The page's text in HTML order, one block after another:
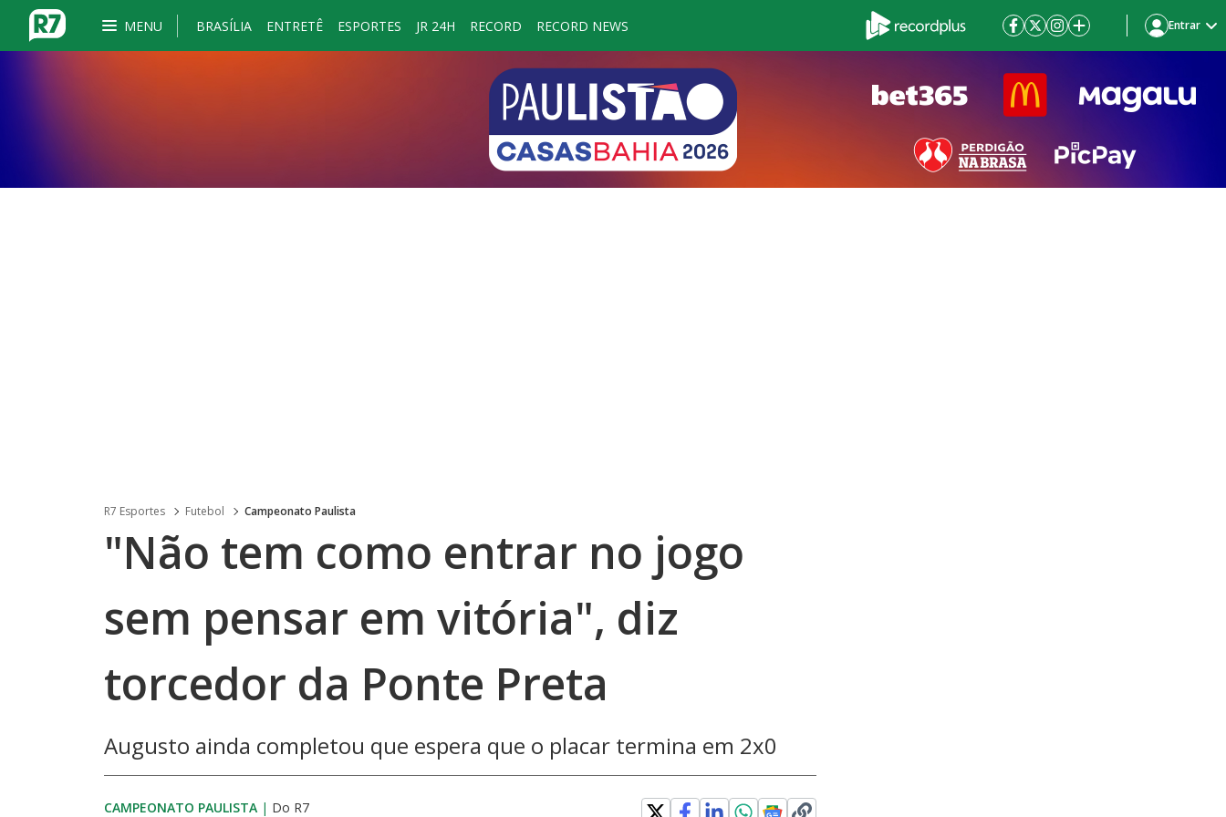
MENU BRASÍLIA ENTRETÊ ESPORTES JR 24H RECORD RECORD NEWS Entrar
R7 Esportes Futebol Campeonato Paulista
"Não tem como entrar no jogo
sem pensar em vitória", diz
torcedor da Ponte Preta
Augusto ainda completou que espera que o placar termina em 2x0
CAMPEONATO PAULISTA | Do R7